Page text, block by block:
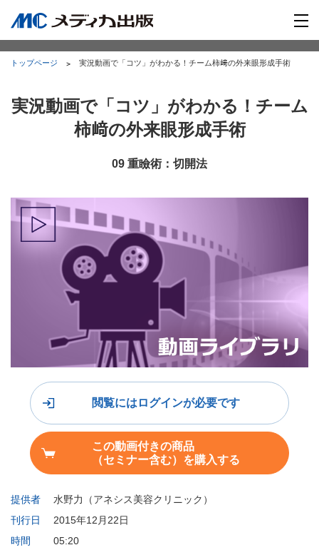
トップページ 実況動画で「コツ」がわかる！チーム柿﨑の外来眼形成手術
実況動画で「コツ」がわかる！チーム
柿﨑の外来眼形成手術
09 重瞼術：切開法
提供者
水野力（アネシス美容クリニック）
刊行日
2015年12月22日
時間
05:20
閲覧にはログインが必要です
この動画付きの商品
（セミナー含む）を購入する